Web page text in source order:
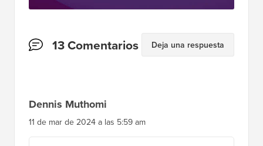
Interacciones
13 Comentarios Deja una respuesta
Dennis Muthomi
11 de mar de 2024 a las 5:59 am